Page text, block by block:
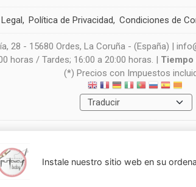
Política de Privacidad Condiciones de
28 - 15680 Ordes, La Coruña - (España) |
horas / Tardes; 16:00 a 20:00 horas. | Tiempo
(*) Precios con Impuestos
Instale nuestro sitio web en su